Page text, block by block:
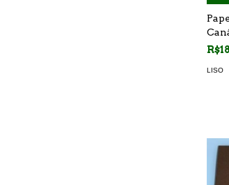
LISO